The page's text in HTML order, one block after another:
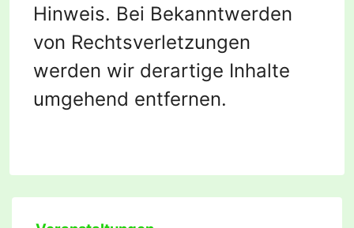
Hinweis. Bei Bekanntwerden
von Rechtsverletzungen
werden wir derartige Inhalte
umgehend entfernen.